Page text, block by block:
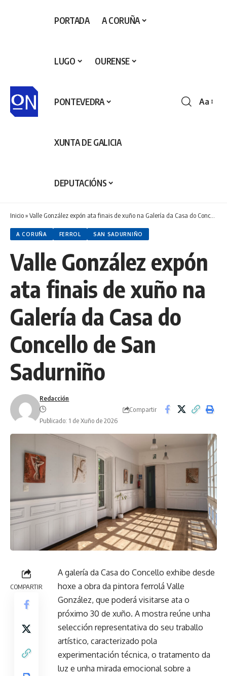
PORTADA A CORUÑA
LUGO OURENSE
PONTEVEDRA
XUNTA DE GALICIA
DEPUTACIÓNS
Aa
Inicio»Valle González expón ata finais de xuño na Galería da Casa do Concello de San Sadurniño
A CORUÑA FERROL SAN SADURNIÑO
Valle González expón
ata finais de xuño na
Galería da Casa do
Concello de San
Sadurniño
Redacción
Publicado: 1 de Xuño de 2026
Compartir
COMPARTIR
A galería da Casa do Concello exhibe desde
hoxe a obra da pintora ferrolá Valle
González, que poderá visitarse ata o
próximo 30 de xuño. A mostra reúne unha
selección representativa do seu traballo
artístico, caracterizado pola
experimentación técnica, o tratamento da
luz e unha mirada emocional sobre a